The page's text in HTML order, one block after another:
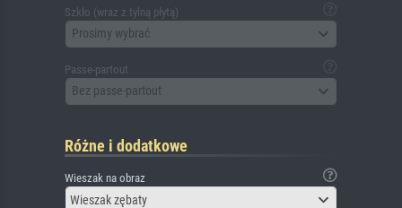
Szkło (wraz z tylną płytą)
Prosimy wybrać
Passe-partout
Bez passe-partout
Różne i dodatkowe
Wieszak na obraz
Wieszak zębaty